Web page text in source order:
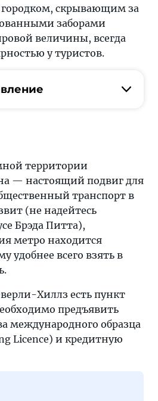
скрывающим за
заборами
величины, всегда
у туристов.
территории
— настоящий подвиг для
транспорт в
(не надейтесь
Брэда Питта),
метро находится
удобнее всего взять в
Хиллз есть пункт
предъявить
международного образца
Licence) и кредитную